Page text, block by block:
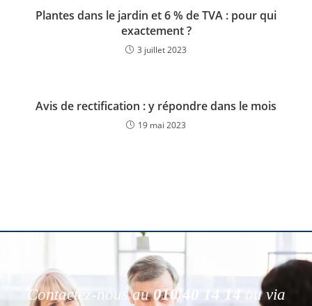
Plantes dans le jardin et 6 % de TVA : pour qui
exactement ?
3 juillet 2023
Avis de rectification : y répondre dans le mois
19 mai 2023
Contactez-nous au010 40 14 14
ou via